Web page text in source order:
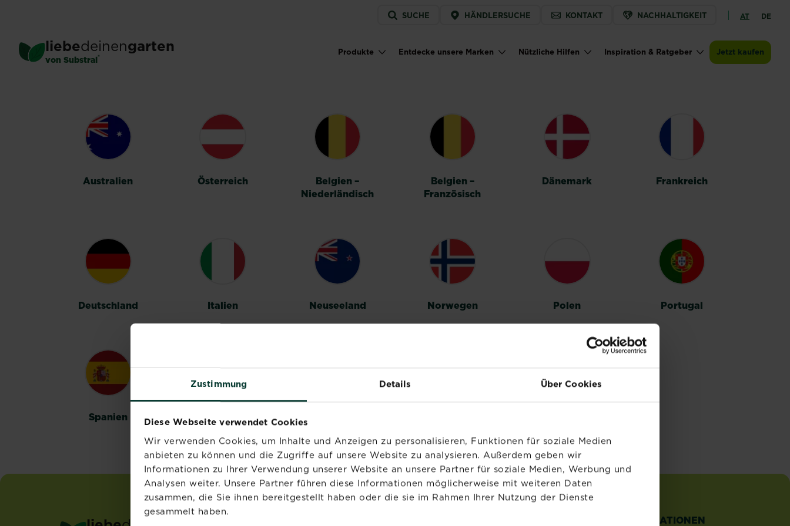
Zustimmung Details Über Cookies
Diese Webseite verwendet Cookies
Wir verwenden Cookies, um Inhalte und Anzeigen zu personalisieren, Funktionen für soziale Medien
anbieten zu können und die Zugriffe auf unsere Website zu analysieren. Außerdem geben wir
Informationen zu Ihrer Verwendung unserer Website an unsere Partner für soziale Medien, Werbung und
Analysen weiter. Unsere Partner führen diese Informationen möglicherweise mit weiteren Daten
zusammen, die Sie ihnen bereitgestellt haben oder die sie im Rahmen Ihrer Nutzung der Dienste
gesammelt haben.
content
Service
menu
SUCHE HÄNDLERSUCHE KONTAKT NACHHALTIGKEIT AT DE
liebedeinengarten
von Substral® Main navigation
Produkte Entdecke unsere Marken Nützliche Hilfen Inspiration & Ratgeber Jetzt kaufen
Australien Österreich
Belgien –
Niederländisch
Belgien –
Französisch
Dänemark Frankreich
Deutschland Italien Neuseeland Norwegen Polen Portugal
Spanien Schweden
INFORMATIONEN